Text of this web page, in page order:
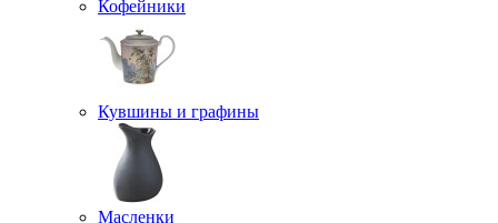
Кофейники
Кувшины и графины
Масленки